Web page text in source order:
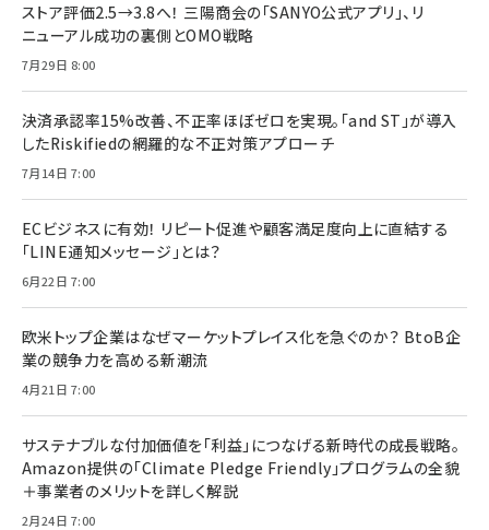
ストア評価2.5→3.8へ！ 三陽商会の「SANYO公式アプリ」、リ
ニューアル成功の裏側とOMO戦略
7月29日 8:00
決済承認率15%改善、不正率ほぼゼロを実現。「and ST」が導入
したRiskifiedの網羅的な不正対策アプローチ
7月14日 7:00
ECビジネスに有効！ リピート促進や顧客満足度向上に直結する
「LINE通知メッセージ」とは？
6月22日 7:00
欧米トップ企業はなぜマーケットプレイス化を急ぐのか？ BtoB企
業の競争力を高める新潮流
4月21日 7:00
サステナブルな付加価値を「利益」につなげる新時代の成長戦略。
Amazon提供の「Climate Pledge Friendly」プログラムの全貌
＋事業者のメリットを詳しく解説
2月24日 7:00